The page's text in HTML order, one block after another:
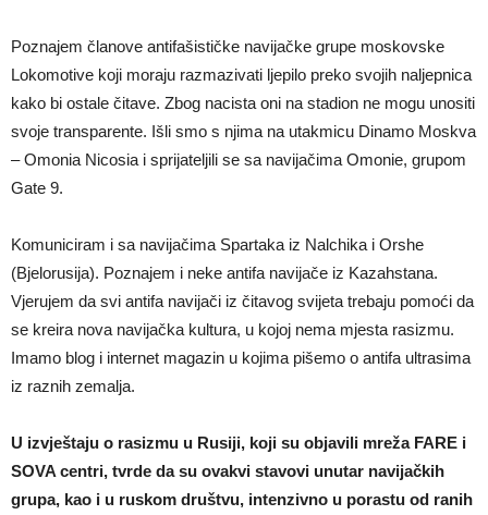
Poznajem članove antifašističke navijačke grupe moskovske
Lokomotive koji moraju razmazivati ljepilo preko svojih naljepnica
kako bi ostale čitave. Zbog nacista oni na stadion ne mogu unositi
svoje transparente. Išli smo s njima na utakmicu Dinamo Moskva
– Omonia Nicosia i sprijateljili se sa navijačima Omonie, grupom
Gate 9.
Komuniciram i sa navijačima Spartaka iz Nalchika i Orshe
(Bjelorusija). Poznajem i neke antifa navijače iz Kazahstana.
Vjerujem da svi antifa navijači iz čitavog svijeta trebaju pomoći da
se kreira nova navijačka kultura, u kojoj nema mjesta rasizmu.
Imamo blog i internet magazin u kojima pišemo o antifa ultrasima
iz raznih zemalja.
U izvještaju o rasizmu u Rusiji, koji su objavili mreža FARE i
SOVA centri, tvrde da su ovakvi stavovi unutar navijačkih
grupa, kao i u ruskom društvu, intenzivno u porastu od ranih